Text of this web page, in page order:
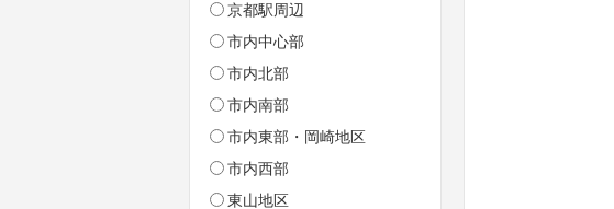
京都駅周辺
市内中心部
市内北部
市内南部
市内東部・岡崎地区
市内西部
東山地区